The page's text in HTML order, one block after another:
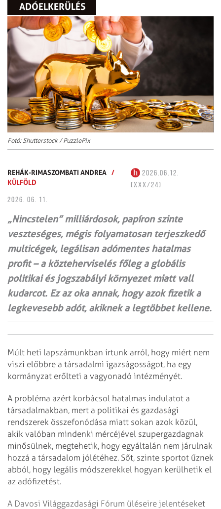
ADÓELKERÜLÉS
Fotó: Shutterstock / PuzzlePix
REHÁK-RIMASZOMBATI ANDREA /
KÜLFÖLD
2026.06.12.
(XXX/24)
2026. 06. 11.
„Nincstelen” milliárdosok, papíron szinte
veszteséges, mégis folyamatosan terjeszkedő
multicégek, legálisan adómentes hatalmas
profit – a közteherviselés főleg a globális
politikai és jogszabályi környezet miatt vall
kudarcot. Ez az oka annak, hogy azok fizetik a
legkevesebb adót, akiknek a legtöbbet kellene.
Múlt heti lapszámunkban írtunk arról, hogy miért nem
viszi előbbre a társadalmi igazságosságot, ha egy
kormányzat erőlteti a vagyonadó intézményét.
A probléma azért korbácsol hatalmas indulatot a
társadalmakban, mert a politikai és gazdasági
rendszerek összefonódása miatt sokan azok közül,
akik valóban mindenki mércéjével szupergazdagnak
minősülnek, megtehetik, hogy egyáltalán nem járulnak
hozzá a társadalom jólétéhez. Sőt, szinte sportot űznek
abból, hogy legális módszerekkel hogyan kerülhetik el
az adófizetést.
A Davosi Világgazdasági Fórum üléseire jelentéseket